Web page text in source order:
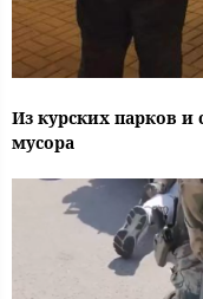
Из курских парков и
мусора